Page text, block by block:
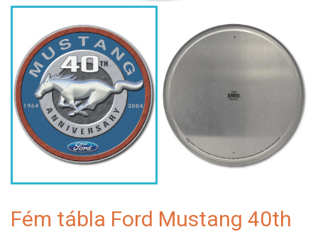
Fém tábla Ford Mustang 40th